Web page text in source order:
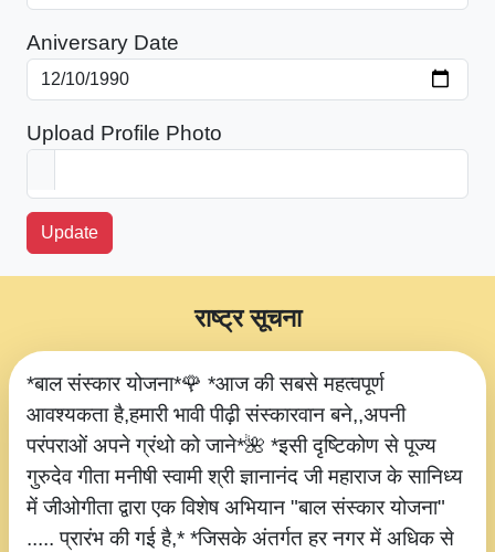
Aniversary Date
Upload Profile Photo
Update
*बाल संस्कार योजना*🌹 *आज की सबसे महत्वपूर्ण
आवश्यकता है,हमारी भावी पीढ़ी संस्कारवान बने,,अपनी
परंपराओं अपने ग्रंथो को जाने*🌺 *इसी दृष्टिकोण से पूज्य
गुरुदेव गीता मनीषी स्वामी श्री ज्ञानानंद जी महाराज के सानिध्य
में जीओगीता द्वारा एक विशेष अभियान "बाल संस्कार योजना"
..... प्रारंभ की गई है,* *जिसके अंतर्गत हर नगर में अधिक से
राष्ट्र सूचना